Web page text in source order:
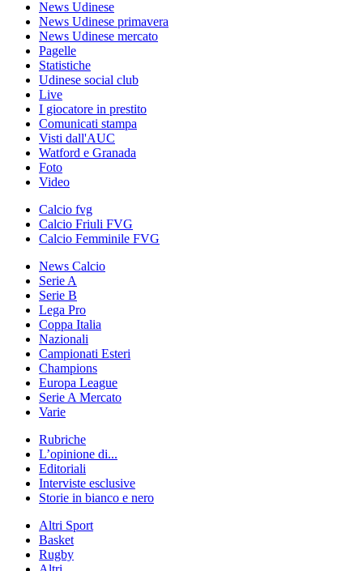
News Udinese
News Udinese primavera
News Udinese mercato
Pagelle
Statistiche
Udinese social club
Live
I giocatore in prestito
Comunicati stampa
Visti dall'AUC
Watford e Granada
Foto
Video
Calcio fvg
Calcio Friuli FVG
Calcio Femminile FVG
News Calcio
Serie A
Serie B
Lega Pro
Coppa Italia
Nazionali
Campionati Esteri
Champions
Europa League
Serie A Mercato
Varie
Rubriche
L’opinione di...
Editoriali
Interviste esclusive
Storie in bianco e nero
Altri Sport
Basket
Rugby